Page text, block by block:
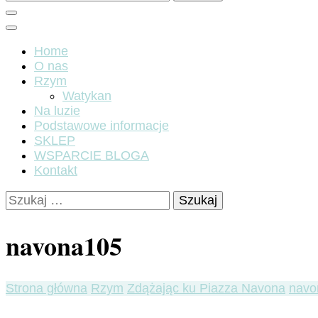
Home
O nas
Rzym
Watykan
Na luzie
Podstawowe informacje
SKLEP
WSPARCIE BLOGA
Kontakt
Szukaj:
navona105
Strona główna Rzym Zdążając ku Piazza Navona